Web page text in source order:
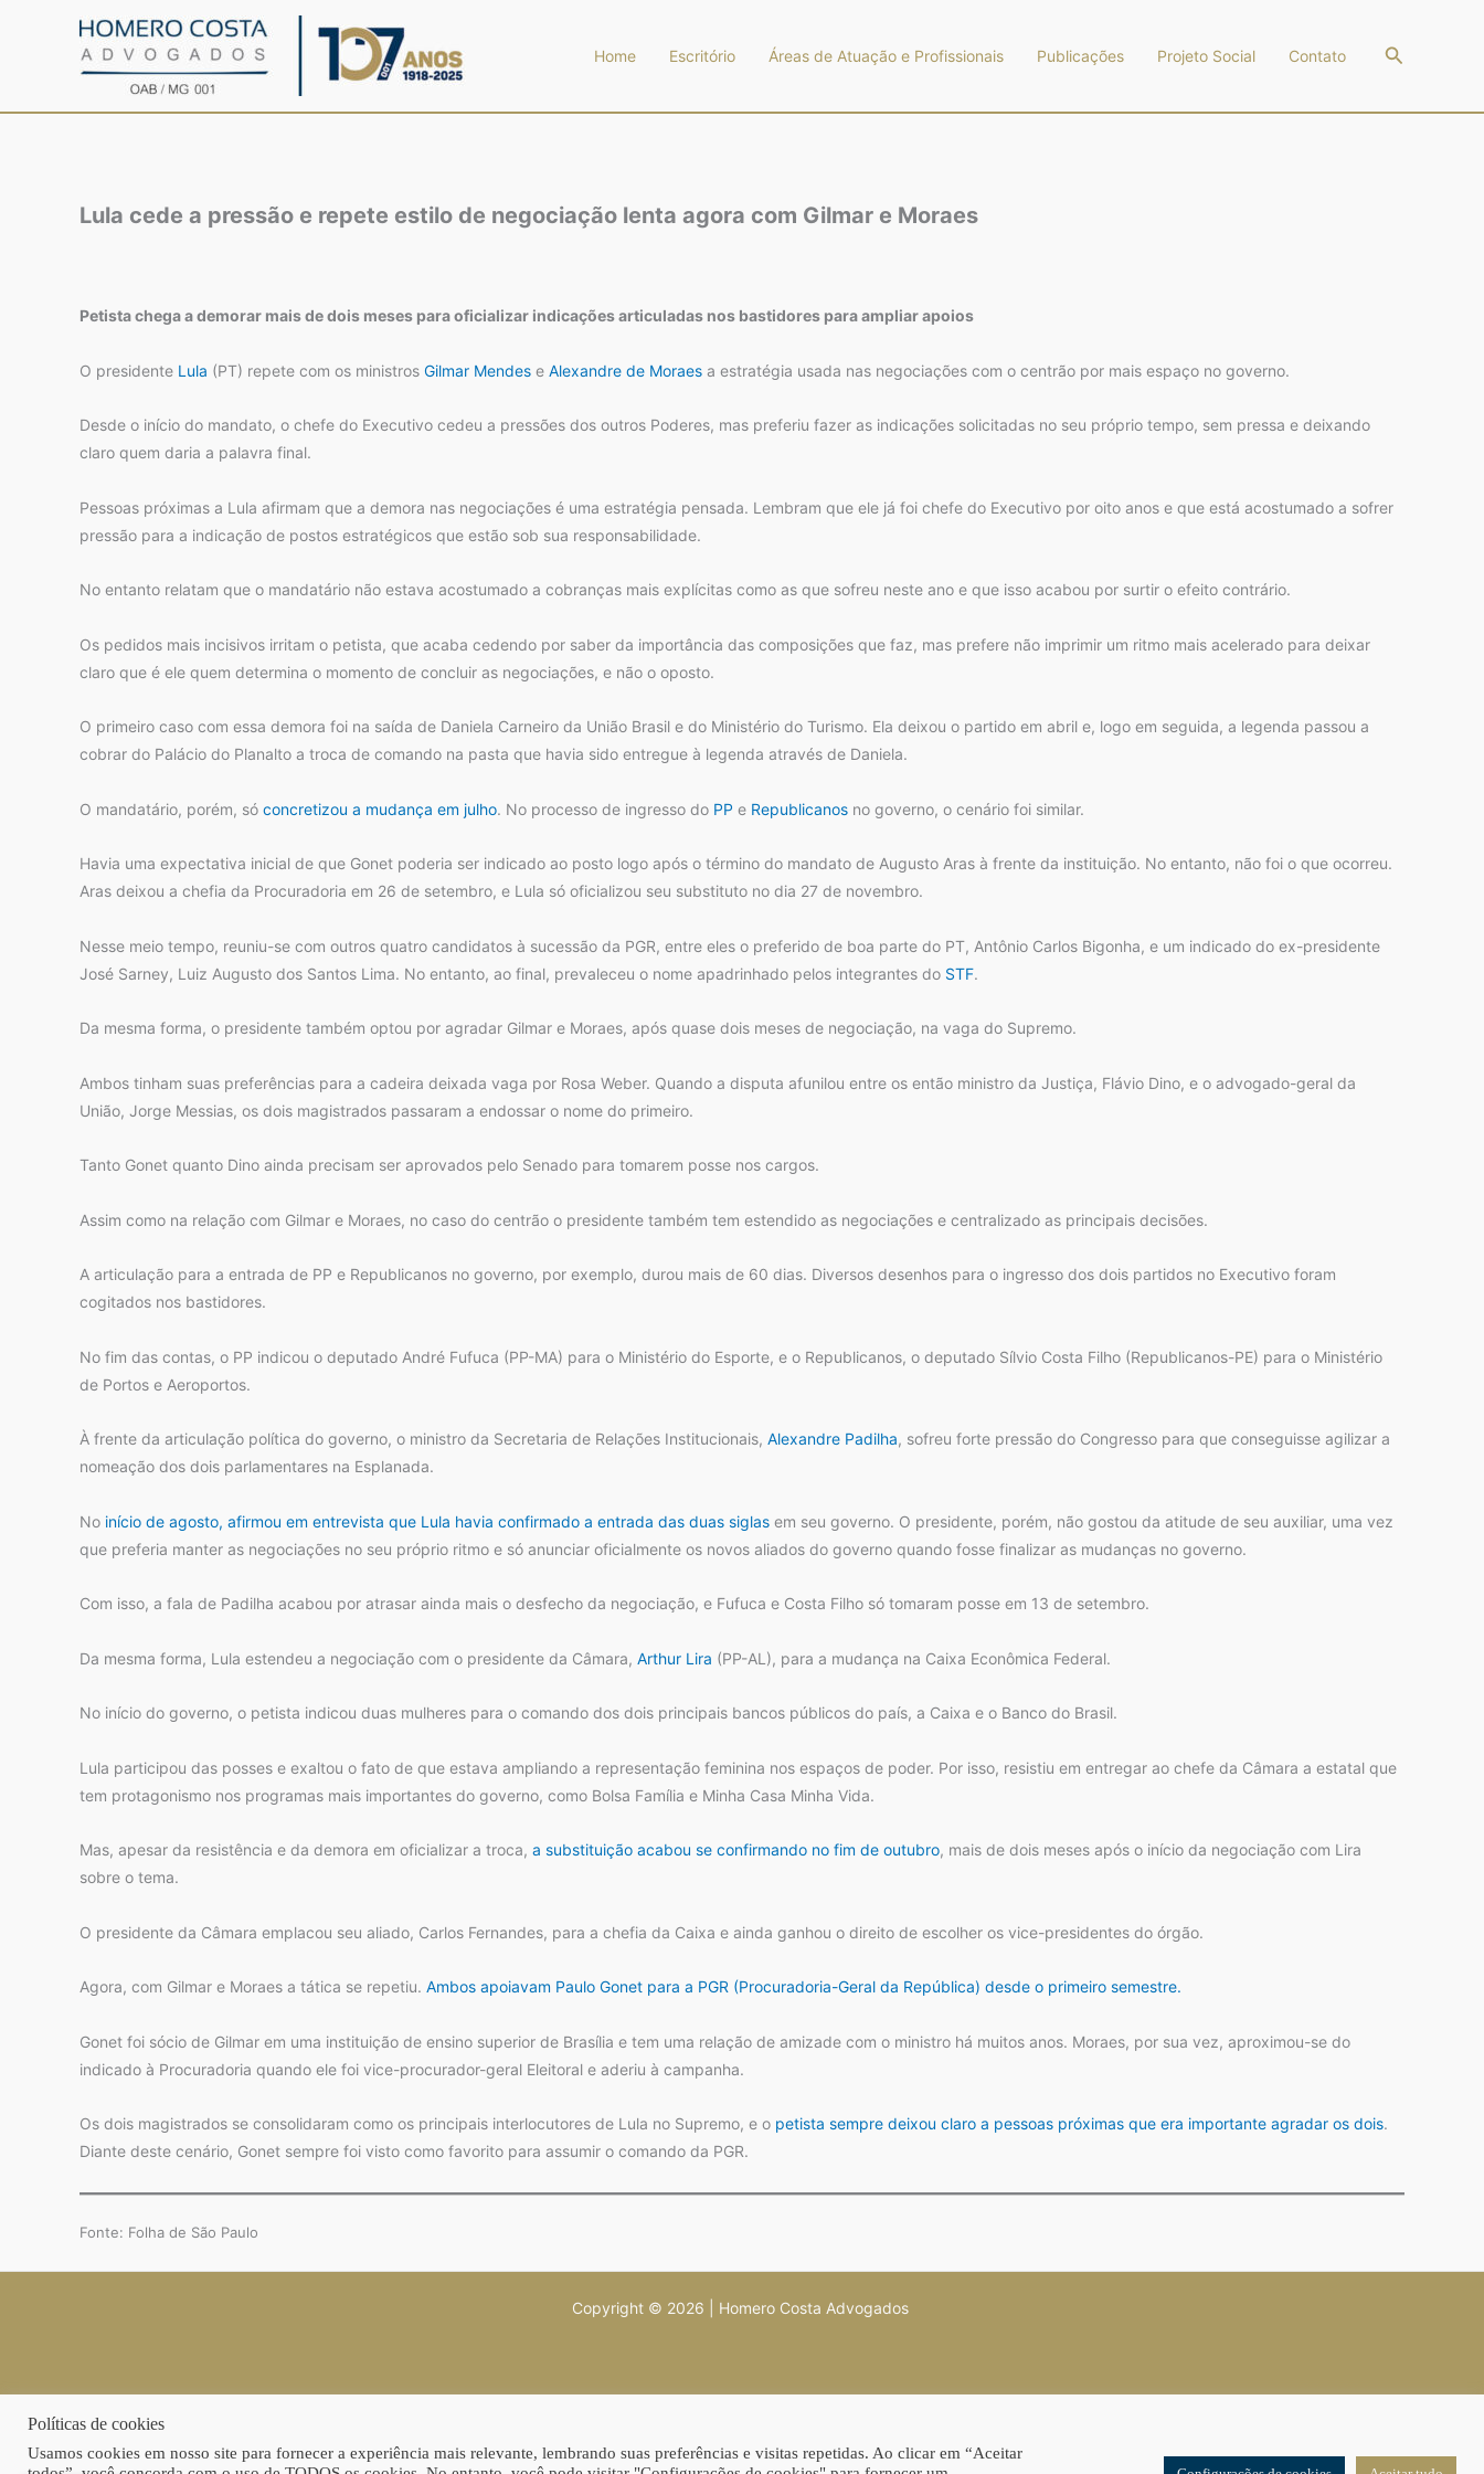
Home Escritório Áreas de Atuação e Profissionais Publicações Projeto Social Contato Pesquisar
Lula cede a pressão e repete estilo de negociação lenta agora com Gilmar e Moraes
Petista chega a demorar mais de dois meses para oficializar indicações articuladas nos bastidores para ampliar apoios
O presidente Lula (PT) repete com os ministros Gilmar Mendes e Alexandre de Moraes a estratégia usada nas negociações com o centrão por mais espaço no governo.
Desde o início do mandato, o chefe do Executivo cedeu a pressões dos outros Poderes, mas preferiu fazer as indicações solicitadas no seu próprio tempo, sem pressa e deixando
claro quem daria a palavra final.
Pessoas próximas a Lula afirmam que a demora nas negociações é uma estratégia pensada. Lembram que ele já foi chefe do Executivo por oito anos e que está acostumado a sofrer
pressão para a indicação de postos estratégicos que estão sob sua responsabilidade.
No entanto relatam que o mandatário não estava acostumado a cobranças mais explícitas como as que sofreu neste ano e que isso acabou por surtir o efeito contrário.
Os pedidos mais incisivos irritam o petista, que acaba cedendo por saber da importância das composições que faz, mas prefere não imprimir um ritmo mais acelerado para deixar
claro que é ele quem determina o momento de concluir as negociações, e não o oposto.
O primeiro caso com essa demora foi na saída de Daniela Carneiro da União Brasil e do Ministério do Turismo. Ela deixou o partido em abril e, logo em seguida, a legenda passou a
cobrar do Palácio do Planalto a troca de comando na pasta que havia sido entregue à legenda através de Daniela.
O mandatário, porém, só concretizou a mudança em julho. No processo de ingresso do PP e Republicanos no governo, o cenário foi similar.
Havia uma expectativa inicial de que Gonet poderia ser indicado ao posto logo após o término do mandato de Augusto Aras à frente da instituição. No entanto, não foi o que ocorreu.
Aras deixou a chefia da Procuradoria em 26 de setembro, e Lula só oficializou seu substituto no dia 27 de novembro.
Nesse meio tempo, reuniu-se com outros quatro candidatos à sucessão da PGR, entre eles o preferido de boa parte do PT, Antônio Carlos Bigonha, e um indicado do ex-presidente
José Sarney, Luiz Augusto dos Santos Lima. No entanto, ao final, prevaleceu o nome apadrinhado pelos integrantes do STF.
Da mesma forma, o presidente também optou por agradar Gilmar e Moraes, após quase dois meses de negociação, na vaga do Supremo.
Ambos tinham suas preferências para a cadeira deixada vaga por Rosa Weber. Quando a disputa afunilou entre os então ministro da Justiça, Flávio Dino, e o advogado-geral da
União, Jorge Messias, os dois magistrados passaram a endossar o nome do primeiro.
Tanto Gonet quanto Dino ainda precisam ser aprovados pelo Senado para tomarem posse nos cargos.
Assim como na relação com Gilmar e Moraes, no caso do centrão o presidente também tem estendido as negociações e centralizado as principais decisões.
A articulação para a entrada de PP e Republicanos no governo, por exemplo, durou mais de 60 dias. Diversos desenhos para o ingresso dos dois partidos no Executivo foram
cogitados nos bastidores.
No fim das contas, o PP indicou o deputado André Fufuca (PP-MA) para o Ministério do Esporte, e o Republicanos, o deputado Sílvio Costa Filho (Republicanos-PE) para o Ministério
de Portos e Aeroportos.
À frente da articulação política do governo, o ministro da Secretaria de Relações Institucionais, Alexandre Padilha, sofreu forte pressão do Congresso para que conseguisse agilizar a
nomeação dos dois parlamentares na Esplanada.
No início de agosto, afirmou em entrevista que Lula havia confirmado a entrada das duas siglas em seu governo. O presidente, porém, não gostou da atitude de seu auxiliar, uma vez
que preferia manter as negociações no seu próprio ritmo e só anunciar oficialmente os novos aliados do governo quando fosse finalizar as mudanças no governo.
Com isso, a fala de Padilha acabou por atrasar ainda mais o desfecho da negociação, e Fufuca e Costa Filho só tomaram posse em 13 de setembro.
Da mesma forma, Lula estendeu a negociação com o presidente da Câmara, Arthur Lira (PP-AL), para a mudança na Caixa Econômica Federal.
No início do governo, o petista indicou duas mulheres para o comando dos dois principais bancos públicos do país, a Caixa e o Banco do Brasil.
Lula participou das posses e exaltou o fato de que estava ampliando a representação feminina nos espaços de poder. Por isso, resistiu em entregar ao chefe da Câmara a estatal que
tem protagonismo nos programas mais importantes do governo, como Bolsa Família e Minha Casa Minha Vida.
Mas, apesar da resistência e da demora em oficializar a troca, a substituição acabou se confirmando no fim de outubro, mais de dois meses após o início da negociação com Lira
sobre o tema.
O presidente da Câmara emplacou seu aliado, Carlos Fernandes, para a chefia da Caixa e ainda ganhou o direito de escolher os vice-presidentes do órgão.
Agora, com Gilmar e Moraes a tática se repetiu. Ambos apoiavam Paulo Gonet para a PGR (Procuradoria-Geral da República) desde o primeiro semestre.
Gonet foi sócio de Gilmar em uma instituição de ensino superior de Brasília e tem uma relação de amizade com o ministro há muitos anos. Moraes, por sua vez, aproximou-se do
indicado à Procuradoria quando ele foi vice-procurador-geral Eleitoral e aderiu à campanha.
Os dois magistrados se consolidaram como os principais interlocutores de Lula no Supremo, e o petista sempre deixou claro a pessoas próximas que era importante agradar os dois.
Diante deste cenário, Gonet sempre foi visto como favorito para assumir o comando da PGR.
Fonte: Folha de São Paulo
Copyright © 2026 | Homero Costa Advogados
Políticas de cookies
Usamos cookies em nosso site para fornecer a experiência mais relevante, lembrando suas preferências e visitas repetidas. Ao clicar em “Aceitar